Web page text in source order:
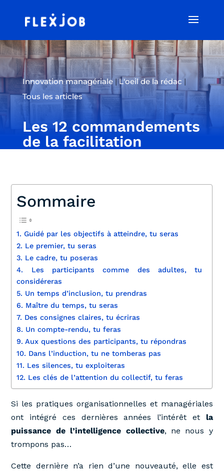
Innovation managériale|L'oeil de la rédac |
Tous les articles
Les 12 commandements
de la facilitation
Sommaire
1. Guidé par les objectifs à atteindre, tu seras
2. Le premier, tu seras
3. Le cadre, tu poseras
4. Les participants comme des adultes, tu
considéreras
5. Un temps d’inclusion, tu prendras
6. Maître du temps, tu seras
7. Des consignes claires, tu écriras
8. Un compte-rendu, tu feras
9. Aux questions des participants, tu répondras
10. Dans l’induction, tu ne tomberas pas
11. Les silences, tu exploiteras
12. Les clés de l’attention du collectif, tu feras
Si les pratiques organisationnelles et managériales
ont intégré ces dernières années l’intérêt et la
puissance de l’intelligence collective, ne nous y
trompons pas…
Cette dernière n’a rien d’une nouveauté, elle est